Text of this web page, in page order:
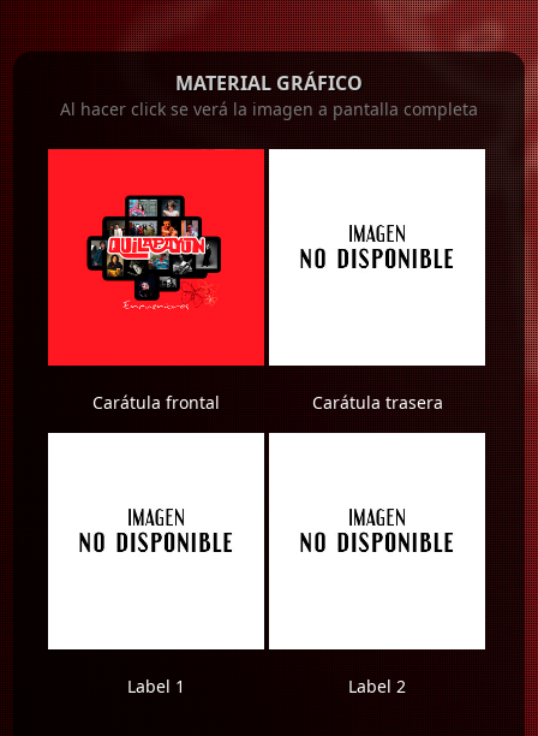
MATERIAL GRÁFICO
Al hacer click se verá la imagen a pantalla completa
Carátula frontal Carátula trasera
Label 1 Label 2